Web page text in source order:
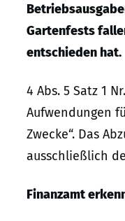
Gartenfests
entschieden hat.
4 Abs. 5 Satz 1
Aufwendungen
Zwecke“. Das
ausschließlich
Finanzamt